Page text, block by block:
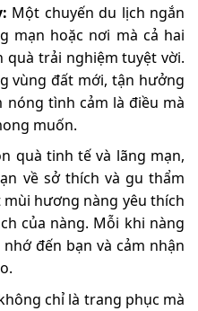
Một chuyến du lịch ngắn
mạn hoặc nơi mà cả hai
quà trải nghiệm tuyệt vời.
vùng đất mới, tận hưởng
tình cảm là điều mà
muốn.
quà tinh tế và lãng mạn,
về sở thích và gu thẩm
hương nàng yêu thích
của nàng. Mỗi khi nàng
đến bạn và cảm nhận
chỉ là trang phục mà